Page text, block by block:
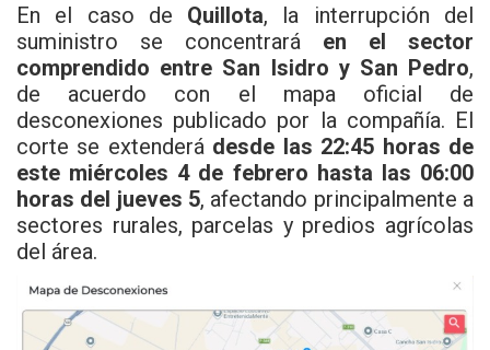
En el caso de Quillota, la interrupción del
suministro se concentrará en el sector
comprendido entre San Isidro y San Pedro,
de acuerdo con el mapa oficial de
desconexiones publicado por la compañía. El
corte se extenderá desde las 22:45 horas de
este miércoles 4 de febrero hasta las 06:00
horas del jueves 5, afectando principalmente a
sectores rurales, parcelas y predios agrícolas
del área.